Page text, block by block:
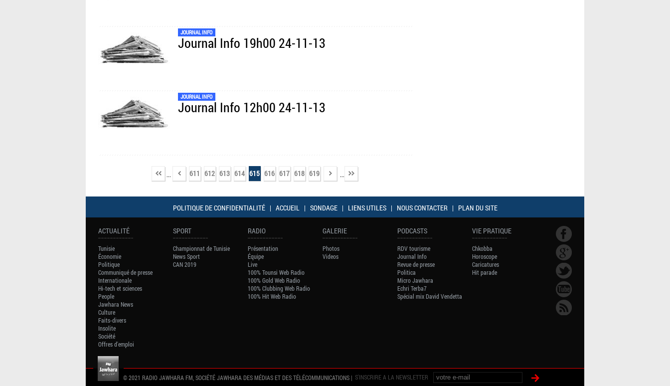
JOURNAL INFO
Journal Info 19h00 24-11-13
JOURNAL INFO
Journal Info 12h00 24-11-13
... 611 612 613 614 615 616 617 618 619 ...
POLITIQUE DE CONFIDENTIALITÉ | ACCUEIL | SONDAGE | LIENS UTILES | NOUS CONTACTER | PLAN DU SITE
ACTUALITÉ
Tunisie
Économie
Politique
Communiqué de presse
Internationale
Hi-tech et sciences
People
Jawhara News
Culture
Faits-divers
Insolite
Société
Offres d'emploi
SPORT
Championnat de Tunisie
News Sport
CAN 2019
RADIO
Présentation
Équipe
Live
100% Tounsi Web Radio
100% Gold Web Radio
100% Clubbing Web Radio
100% Hit Web Radio
GALERIE
Photos
Videos
PODCASTS
RDV tourisme
Journal Info
Revue de presse
Politica
Micro Jawhara
Echri Terba7
Spécial mix David Vendetta
VIE PRATIQUE
Chkobba
Horoscope
Caricatures
Hit parade
© 2021 RADIO JAWHARA FM, SOCIÉTÉ JAWHARA DES MÉDIAS ET DES TÉLÉCOMMUNICATIONS | S'INSCRIRE A LA NEWSLETTER